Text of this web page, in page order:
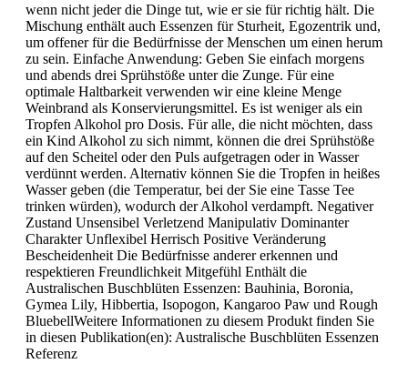
wenn nicht jeder die Dinge tut, wie er sie für richtig hält. Die
Mischung enthält auch Essenzen für Sturheit, Egozentrik und,
um offener für die Bedürfnisse der Menschen um einen herum
zu sein. Einfache Anwendung: Geben Sie einfach morgens
und abends drei Sprühstöße unter die Zunge. Für eine
optimale Haltbarkeit verwenden wir eine kleine Menge
Weinbrand als Konservierungsmittel. Es ist weniger als ein
Tropfen Alkohol pro Dosis. Für alle, die nicht möchten, dass
ein Kind Alkohol zu sich nimmt, können die drei Sprühstöße
auf den Scheitel oder den Puls aufgetragen oder in Wasser
verdünnt werden. Alternativ können Sie die Tropfen in heißes
Wasser geben (die Temperatur, bei der Sie eine Tasse Tee
trinken würden), wodurch der Alkohol verdampft. Negativer
Zustand Unsensibel Verletzend Manipulativ Dominanter
Charakter Unflexibel Herrisch Positive Veränderung
Bescheidenheit Die Bedürfnisse anderer erkennen und
respektieren Freundlichkeit Mitgefühl Enthält die
Australischen Buschblüten Essenzen: Bauhinia, Boronia,
Gymea Lily, Hibbertia, Isopogon, Kangaroo Paw und Rough
BluebellWeitere Informationen zu diesem Produkt finden Sie
in diesen Publikation(en): Australische Buschblüten Essenzen
Referenz